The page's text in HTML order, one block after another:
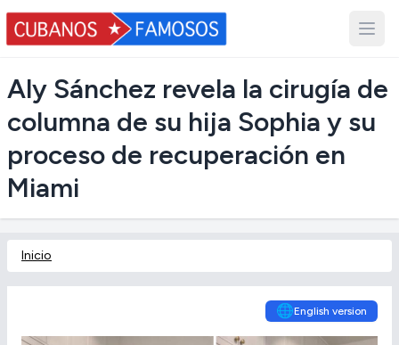
Aly Sánchez revela la cirugía de
columna de su hija Sophia y su
proceso de recuperación en
Miami
Inicio
🌐English version